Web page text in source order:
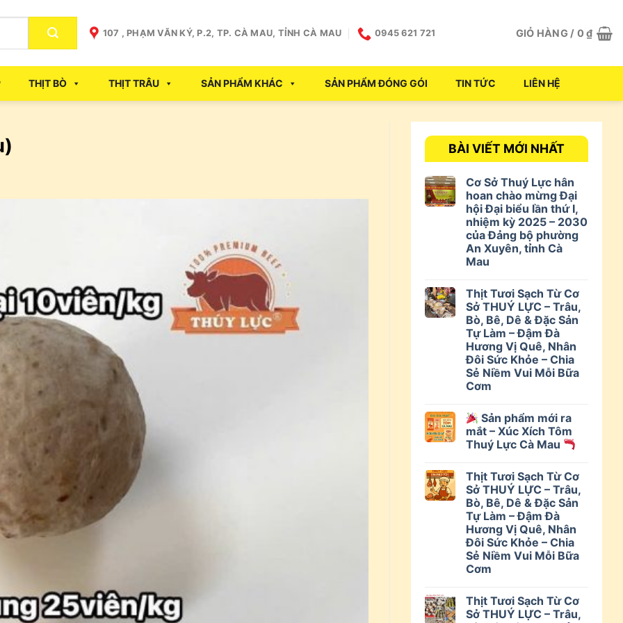
107 , PHẠM VĂN KÝ, P.2, TP. CÀ MAU, TỈNH CÀ MAU 0945 621 721 GIỎ HÀNG / 0₫
THỊT BÒ THỊT TRÂU SẢN PHẨM KHÁC SẢN PHẨM ĐÓNG GÓI TIN TỨC LIÊN HỆ
BÀI VIẾT MỚI NHẤT
Cơ Sở Thuý Lực hân
hoan chào mừng Đại
hội Đại biểu lần thứ I,
nhiệm kỳ 2025 – 2030
của Đảng bộ phường
An Xuyên, tỉnh Cà
Mau
Thịt Tươi Sạch Từ Cơ
Sở THUÝ LỰC – Trâu,
Bò, Bê, Dê & Đặc Sản
Tự Làm – Đậm Đà
Hương Vị Quê, Nhân
Đôi Sức Khỏe – Chia
Sẻ Niềm Vui Mỗi Bữa
Cơm
Sản phẩm mới ra
mắt – Xúc Xích Tôm
Thuý Lực Cà Mau
Thịt Tươi Sạch Từ Cơ
Sở THUÝ LỰC – Trâu,
Bò, Bê, Dê & Đặc Sản
Tự Làm – Đậm Đà
Hương Vị Quê, Nhân
Đôi Sức Khỏe – Chia
Sẻ Niềm Vui Mỗi Bữa
Cơm
Thịt Tươi Sạch Từ Cơ
Sở THUÝ LỰC – Trâu,